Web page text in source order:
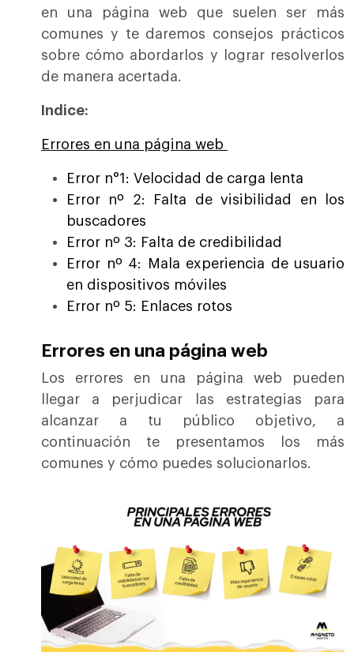
en una página web que suelen ser más
comunes y te daremos consejos prácticos
sobre cómo abordarlos y lograr resolverlos
de manera acertada.
Indice:
Errores en una página web
Error n°1: Velocidad de carga lenta
Error nº 2: Falta de visibilidad en los
buscadores
Error nº 3: Falta de credibilidad
Error nº 4: Mala experiencia de usuario
en dispositivos móviles
Error nº 5: Enlaces rotos
Errores en una página web
Los errores en una página web pueden
llegar a perjudicar las estrategias para
alcanzar a tu público objetivo, a
continuación te presentamos los más
comunes y cómo puedes solucionarlos.